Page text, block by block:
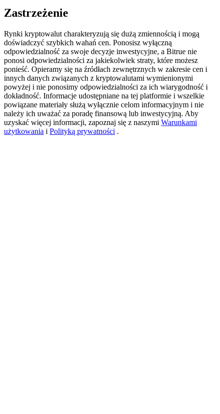
Exclusive for BitMart Users
Register & Trade to Win 500,000 USDT
Precious Metals Trading Carnival
Trade Gold & Silver · 33,333 USDT Bonus
Zastrzeżenie
Rynki kryptowalut charakteryzują się dużą zmiennością i mogą
doświadczyć szybkich wahań cen. Ponosisz wyłączną
odpowiedzialność za swoje decyzje inwestycyjne, a Bitrue nie
ponosi odpowiedzialności za jakiekolwiek straty, które możesz
ponieść. Opieramy się na źródłach zewnętrznych w zakresie cen i
innych danych związanych z kryptowalutami wymienionymi
powyżej i nie ponosimy odpowiedzialności za ich wiarygodność i
dokładność. Informacje udostępniane na tej platformie i wszelkie
powiązane materiały służą wyłącznie celom informacyjnym i nie
należy ich uważać za poradę finansową lub inwestycyjną. Aby
uzyskać więcej informacji, zapoznaj się z naszymi Warunkami
użytkowania i Polityką prywatności .